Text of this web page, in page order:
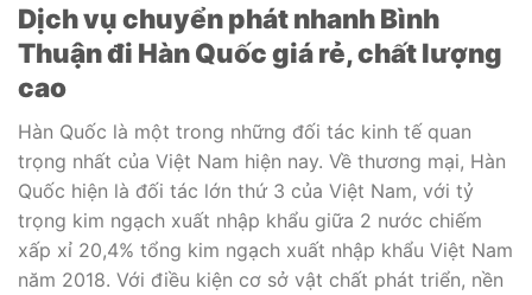
Dịch vụ chuyển phát nhanh Bình
Thuận đi Hàn Quốc giá rẻ, chất lượng
cao
Hàn Quốc là một trong những đối tác kinh tế quan
trọng nhất của Việt Nam hiện nay. Về thương mại, Hàn
Quốc hiện là đối tác lớn thứ 3 của Việt Nam, với tỷ
trọng kim ngạch xuất nhập khẩu giữa 2 nước chiếm
xấp xỉ 20,4% tổng kim ngạch xuất nhập khẩu Việt Nam
năm 2018. Với điều kiện cơ sở vật chất phát triển, nền